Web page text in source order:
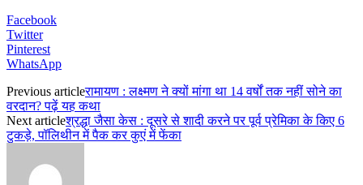
Facebook
Twitter
Pinterest
WhatsApp
Previous articleरामायण : लक्ष्मण ने क्यों मांगा था 14 वर्षों तक नहीं सोने का
वरदान? पढ़ें यह कथा
Next articleश्रद्धा जैसा केस : दूसरे से शादी करने पर पूर्व प्रेमिका के किए 6
टुकड़े, पॉलिथीन में पैक कर कुएं में फेंका